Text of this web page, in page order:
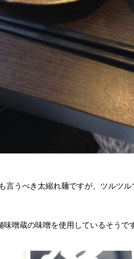
言うべき太縮れ麺ですが、ツルツ
噌蔵の味噌を使用しているそうで